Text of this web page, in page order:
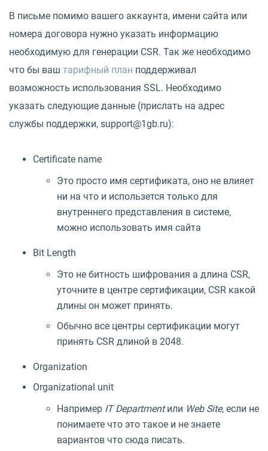
В письме помимо вашего аккаунта, имени сайта или
номера договора нужно указать информацию
необходимую для генерации CSR. Так же необходимо
что бы ваш тарифный план поддерживал
возможность использования SSL. Необходимо
указать следующие данные (прислать на адрес
службы поддержки, support@1gb.ru):
Certificate name
Это просто имя сертификата, оно не влияет
ни на что и использется только для
внутреннего представления в системе,
можно использовать имя сайта
Bit Length
Это не битность шифрования а длина CSR,
уточните в центре сертификации, CSR какой
длины он может принять.
Обычно все центры сертификации могут
принять CSR длиной в 2048.
Organization
Organizational unit
Например IT Departmentили Web Site, если не
понимаете что это такое и не знаете
вариантов что сюда писать.